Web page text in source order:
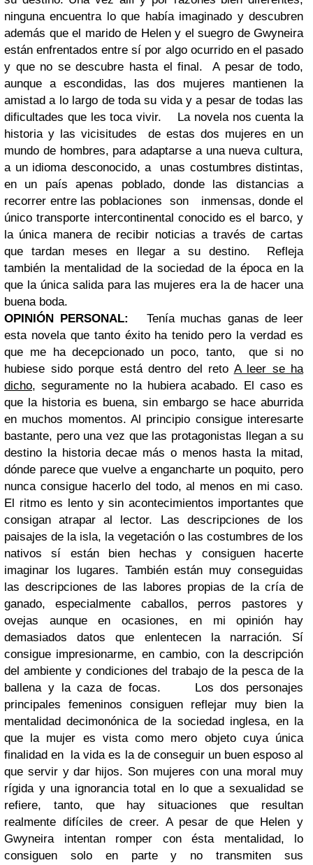
ninguna encuentra lo que había imaginado y descubren
además que el marido de Helen y el suegro de Gwyneira
están enfrentados entre sí por algo ocurrido en el pasado
y que no se descubre hasta el final. A pesar de todo,
aunque a escondidas, las dos mujeres mantienen la
amistad a lo largo de toda su vida y a pesar de todas las
dificultades que les toca vivir.
La novela nos cuenta la
historia y las vicisitudes de estas dos mujeres en un
mundo de hombres, para adaptarse a una nueva cultura,
a un idioma desconocido, a unas costumbres distintas,
en un país apenas poblado, donde las distancias a
recorrer entre las poblaciones son inmensas, donde el
único transporte intercontinental conocido es el barco, y
la única manera de recibir noticias a través de cartas
que tardan meses en llegar a su destino. Refleja
también la mentalidad de la sociedad de la época en la
que la única salida para las mujeres era la de hacer una
buena boda.
OPINIÓN PERSONAL: Tenía muchas ganas de leer
esta novela que tanto éxito ha tenido pero la verdad es
que me ha decepcionado un poco, tanto, que si no
hubiese sido porque está dentro del reto A leer se ha
dicho, seguramente no la hubiera acabado. El caso es
que la historia es buena, sin embargo se hace aburrida
en muchos momentos. Al principio consigue interesarte
bastante, pero una vez que las protagonistas llegan a su
destino la historia decae más o menos hasta la mitad,
dónde parece que vuelve a engancharte un poquito, pero
nunca consigue hacerlo del todo, al menos en mi caso.
El ritmo es lento y sin acontecimientos importantes que
consigan atrapar al lector. Las descripciones de los
paisajes de la isla, la vegetación o las costumbres de los
nativos sí están bien hechas y consiguen hacerte
imaginar los lugares. También están muy conseguidas
las descripciones de las labores propias de la cría de
ganado, especialmente caballos, perros pastores y
ovejas aunque en ocasiones, en mi opinión hay
demasiados datos que enlentecen la narración. Sí
consigue impresionarme, en cambio, con la descripción
del ambiente y condiciones del trabajo de la pesca de la
ballena y la caza de focas.
Los dos personajes
principales femeninos consiguen reflejar muy bien la
mentalidad decimonónica de la sociedad inglesa, en la
que la mujer es vista como mero objeto cuya única
finalidad en la vida es la de conseguir un buen esposo al
que servir y dar hijos. Son mujeres con una moral muy
rígida y una ignorancia total en lo que a sexualidad se
refiere, tanto, que hay situaciones que resultan
realmente difíciles de creer. A pesar de que Helen y
Gwyneira intentan romper con ésta mentalidad, lo
consiguen solo en parte y no transmiten sus